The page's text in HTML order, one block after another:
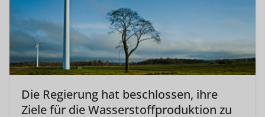
Die Regierung hat beschlossen, ihre
Ziele für die Wasserstoffproduktion zu